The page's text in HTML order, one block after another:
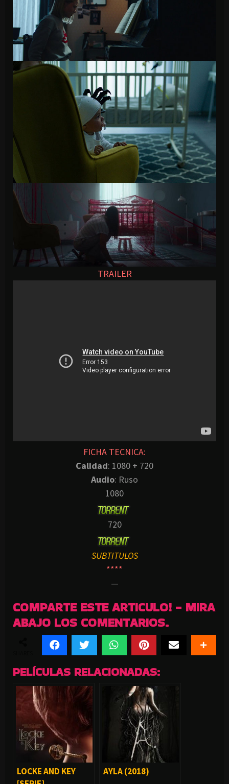
TRAILER
FICHA TECNICA:
Calidad: 1080 + 720
Audio: Ruso
1080
720
SUBTITULOS
****
—
COMPARTE ESTE ARTICULO! - MIRA
ABAJO LOS COMENTARIOS.
PELÍCULAS RELACIONADAS:
LOCKE AND KEY
AYLA (2018)